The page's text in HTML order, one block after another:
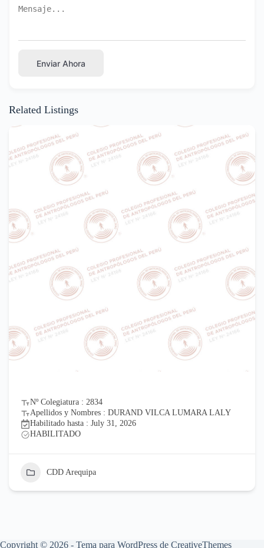
Enviar Ahora
Related Listings
Nº Colegiatura : 2834
Apellidos y Nombres : DURAND VILCA LUMARA LALY
Habilitado hasta : July 31, 2026
HABILITADO
CDD Arequipa
Copyright © 2026 - Tema para WordPress de CreativeThemes